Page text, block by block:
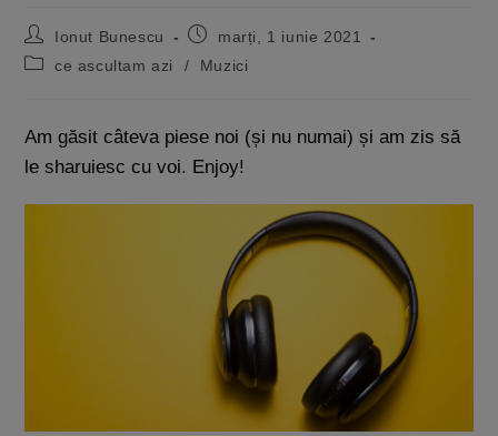
Ionut Bunescu
marți, 1 iunie 2021
ce ascultam azi
/ Muzici
Am găsit câteva piese noi (și nu numai) și am zis să
le sharuiesc cu voi. Enjoy!